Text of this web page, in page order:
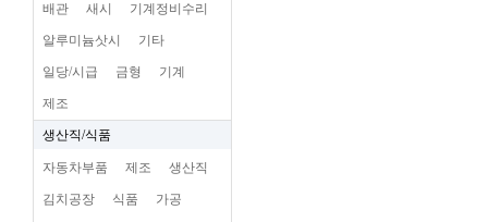
배관 새시 기계정비수리
알루미늄삿시 기타
일당/시급 금형 기계
제조
생산직/식품
자동차부품 제조 생산직
김치공장 식품 가공